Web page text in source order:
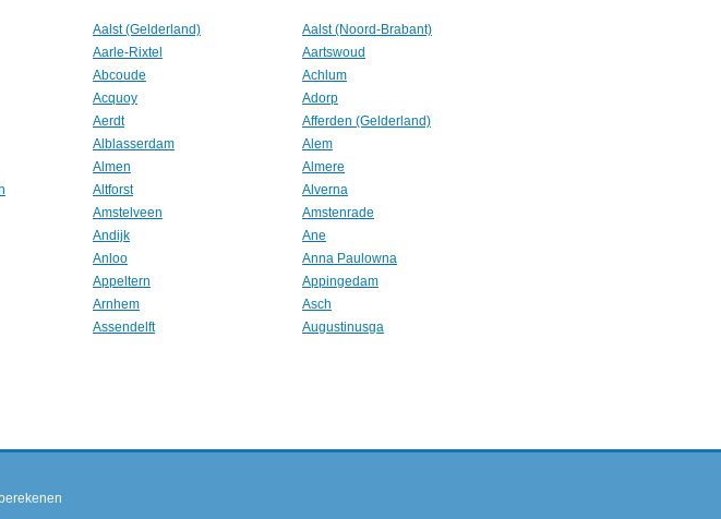
Aalst (Gelderland)
Aalst (Noord-Brabant)
Aarle-Rixtel
Aartswoud
Abcoude
Achlum
Acquoy
Adorp
Aerdt
Afferden (Gelderland)
Alblasserdam
Alem
Almen
Almere
Altforst
Alverna
Amstelveen
Amstenrade
Andijk
Ane
Anloo
Anna Paulowna
Appeltern
Appingedam
Arnhem
Asch
Assendelft
Augustinusga